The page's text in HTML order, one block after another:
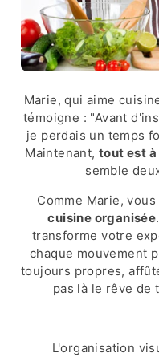
Marie, qui aime
témoigne : "Avant
je perdais un temps
Maintenant,tout est
semble
Comme Marie,
cuisine organisée
transforme votre
chaque mouvement
toujours propres,
pas là le rêve de
L'organisation